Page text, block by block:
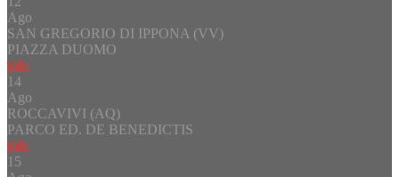
Ago
SAN GREGORIO DI IPPONA (VV)
PIAZZA DUOMO
info
14
Ago
ROCCAVIVI (AQ)
PARCO ED. DE BENEDICTIS
info
15